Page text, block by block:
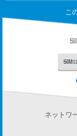
こ
SIM
ネットワ